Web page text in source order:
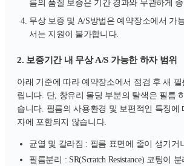
름의 품질 보증은 기간 경과와 무관하게
무상 보증 및 A/S방법은 예약장소에서 가
서는 지원이 불가합니다.
2. 보증기간 내 무상 A/S 가능한 하자 범위
아래 기준에 따라 예약장소에서 점검 후 새
립니다. 단, 창유리 몰딩 부분의 탈색은 필름
습니다. 필름의 사용환경 및 보편적인 특징에
자에 포함되지 않습니다.
균열 및 갈라짐 : 필름 표면에 줄이 생기거
필름분리 : SR(Scratch Resistance) 코팅이